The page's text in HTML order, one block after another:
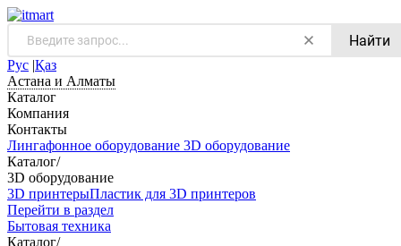
Найти
Рус |Қаз
Астана и Алматы
Каталог
Компания
Контакты
Лингафонное оборудование 3D оборудование
Каталог/
3D оборудование
3D принтерыПластик для 3D принтеров
Перейти в раздел
Бытовая техника
Каталог/